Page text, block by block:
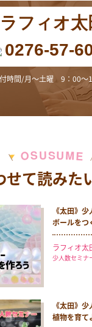
ラフィオ太
0276-57-
時間/月～土曜 9：00～
OSUSUME
せて読みた
《太田》
ボールをつ
ラフィオ太
少人数セミナ
《太田》
植物を育て